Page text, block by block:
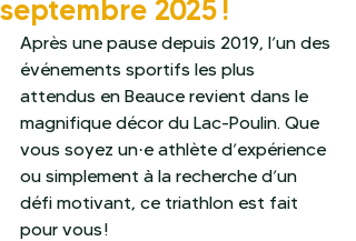
septembre 2025 !
Après une pause depuis 2019, l’un des
événements sportifs les plus
attendus en Beauce revient dans le
magnifique décor du Lac-Poulin. Que
vous soyez un·e athlète d’expérience
ou simplement à la recherche d’un
défi motivant, ce triathlon est fait
pour vous !